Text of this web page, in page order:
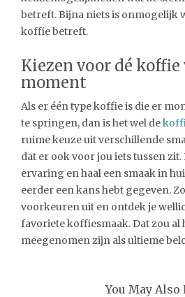
betreft. Bijna niets is onmogelijk
koffie betreft.
Kiezen voor dé
moment
Als er één type koffie is die er
te springen, dan is het wel de
ruime keuze uit verschillende
dat er ook voor jou iets tussen
ervaring en haal een smaak in
eerder een kans hebt gegeven.
voorkeuren uit en ontdek je
favoriete koffiesmaak. Dat zou al
meegenomen zijn als ultieme
You May Also